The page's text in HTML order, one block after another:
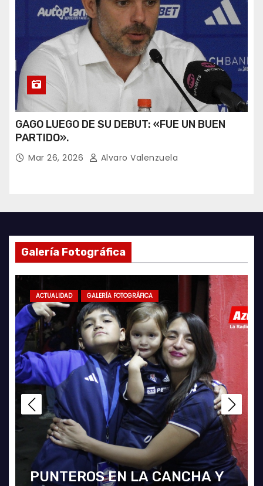
GAGO LUEGO DE SU DEBUT: «FUE UN BUEN
PARTIDO».
Mar 26, 2026 Alvaro Valenzuela
Galería Fotográfica
ACTUALIDAD GALERÍA FOTOGRÁFICA
PUNTEROS EN LA CANCHA Y
LA